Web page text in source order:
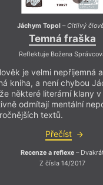
Jáchym Topol –Citlivý
Temná fraška
Reflektuje Božena
je velmi nepříjemná
kniha, a není chybou
některé literární klany
odmítají mentální
textů.
Přečíst
Recenze a reflexe –
Z čísla 14/2017